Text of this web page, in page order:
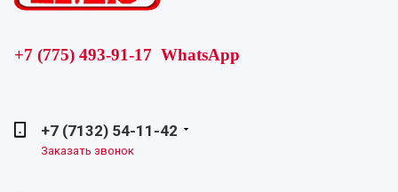
+7 (775) 493-91-17 WhatsApp
+7 (7132) 54-11-42
Заказать звонок